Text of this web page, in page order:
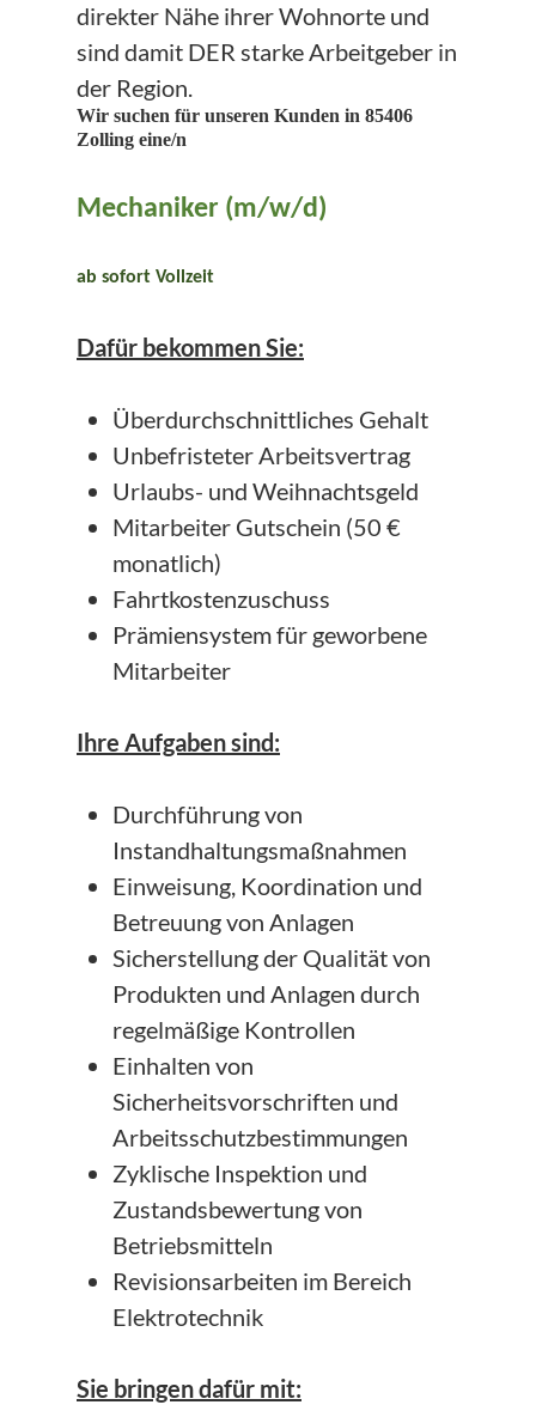
direkter Nähe ihrer Wohnorte und
sind damit DER starke Arbeitgeber in
der Region.
Wir suchen für unseren Kunden in 85406
Zolling eine/n
Mechaniker (m/w/d)
ab sofort Vollzeit
Dafür bekommen Sie:
Überdurchschnittliches Gehalt
Unbefristeter Arbeitsvertrag
Urlaubs- und Weihnachtsgeld
Mitarbeiter Gutschein (50 €
monatlich)
Fahrtkostenzuschuss
Prämiensystem für geworbene
Mitarbeiter
Ihre Aufgaben sind:
Durchführung von
Instandhaltungsmaßnahmen
Einweisung, Koordination und
Betreuung von Anlagen
Sicherstellung der Qualität von
Produkten und Anlagen durch
regelmäßige Kontrollen
Einhalten von
Sicherheitsvorschriften und
Arbeitsschutzbestimmungen
Zyklische Inspektion und
Zustandsbewertung von
Betriebsmitteln
Revisionsarbeiten im Bereich
Elektrotechnik
Sie bringen dafür mit: